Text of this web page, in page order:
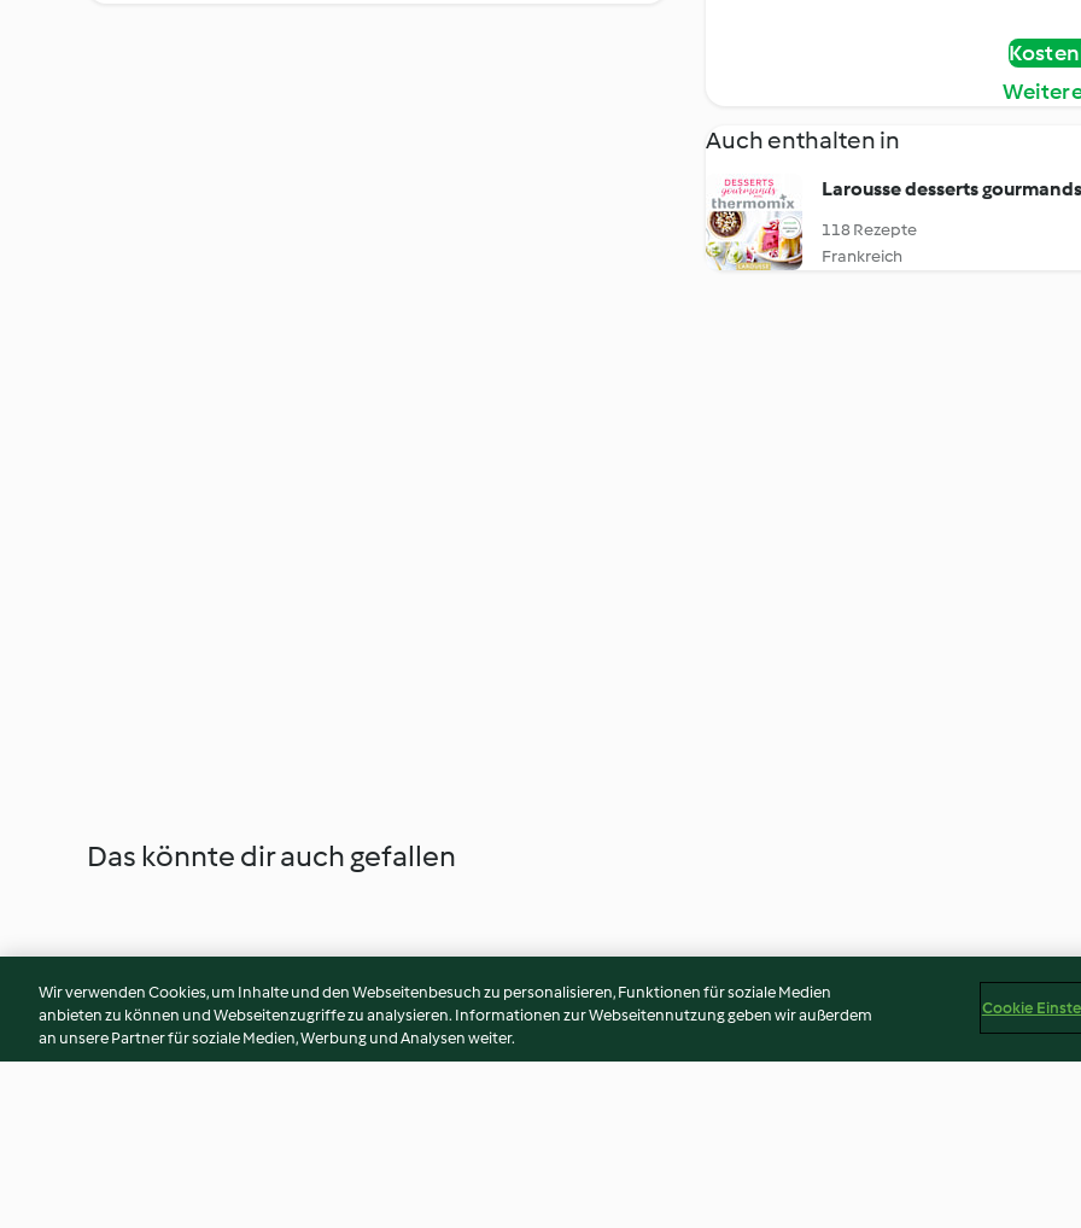
Auch enthalten in
Larousse desserts
118 Rezepte
Frankreich
Das könnte dir auch gefallen
Wir verwenden Cookies, um Inhalte und den Webseitenbesuch zu personalisieren, Funktionen für soziale Medien
anbieten zu können und Webseitenzugriffe zu analysieren. Informationen zur Webseitennutzung geben wir außerdem
an unsere Partner für soziale Medien, Werbung und Analysen weiter.
Cookie